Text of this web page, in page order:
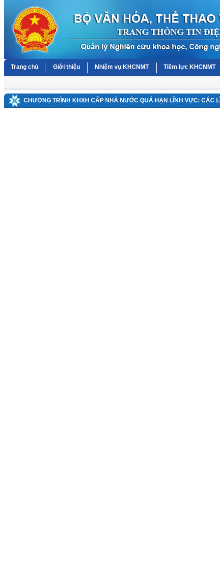
Trang chủ Giới thiệu Nhiệm vụ KHCNMT Tiềm lực KHCNMT
CHƯƠNG TRÌNH KHXH CẤP NHÀ NƯỚC QUÁ HẠN LĨNH VỰC: CÁC